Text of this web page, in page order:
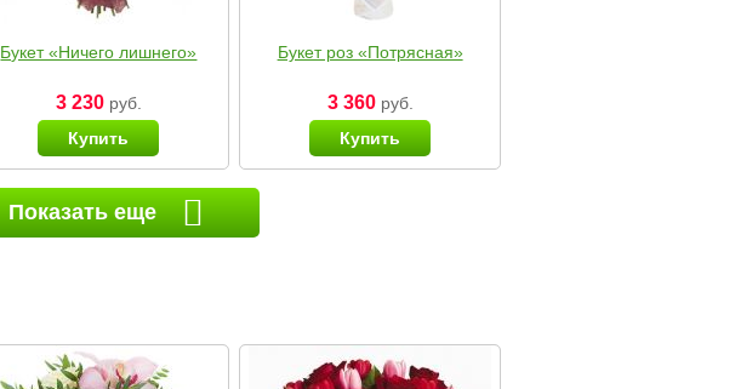
Букет «Ничего лишнего»
3 230руб.
Купить
Букет роз «Потрясная»
3 360руб.
Купить
Показать еще